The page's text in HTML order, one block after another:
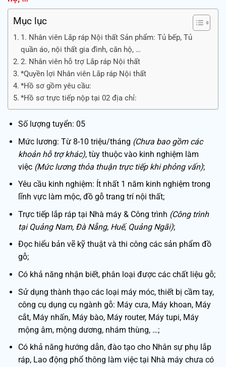
Mục lục
1. Nhân viên Lắp ráp Nội thất Sản phẩm: Tủ bếp, Tủ
quần áo, nội thất gia đình, căn hộ, …
2. Nhân viên hỗ trợ Lắp ráp Nội thất
*Quyền lợi Nhân viên Lắp ráp Nội thất
*Hồ sơ gồm yêu cầu:
*Hồ sơ trực tiếp nộp tại 02 địa chỉ:
Số lượng tuyển: 05
Mức lương: Từ 8-10 triệu/tháng (Chưa bao gồm các
khoản hỗ trợ khác), tùy thuộc vào kinh nghiệm làm
việc (Mức lương thỏa thuận trực tiếp khi phỏng vấn);
Yêu cầu kinh nghiệm: Ít nhất 1 năm kinh nghiệm trong
lĩnh vực làm mộc, đồ gỗ trang trí nội thất;
Trực tiếp lắp ráp tại Nhà máy & Công trình (Công trình
tại Quảng Nam, Đà Nẵng, Huế, Quảng Ngãi);
Đọc hiểu bản vẽ kỹ thuật và thi công các sản phẩm đồ
gỗ;
Có khả năng nhận biết, phân loại được các chất liệu gỗ;
Sử dụng thành thạo các loại máy móc, thiết bị cầm tay,
công cụ dụng cụ ngành gỗ: Máy cưa, Máy khoan, Máy
cắt, Máy nhấn, Máy bào, Máy router, Máy tupi, Máy
mộng âm, mộng dương, nhám thùng, …;
Có khả năng hướng dẫn, đào tạo cho Nhân sự phụ lắp
ráp, Lao động phổ thông làm việc tại Nhà máy chưa có